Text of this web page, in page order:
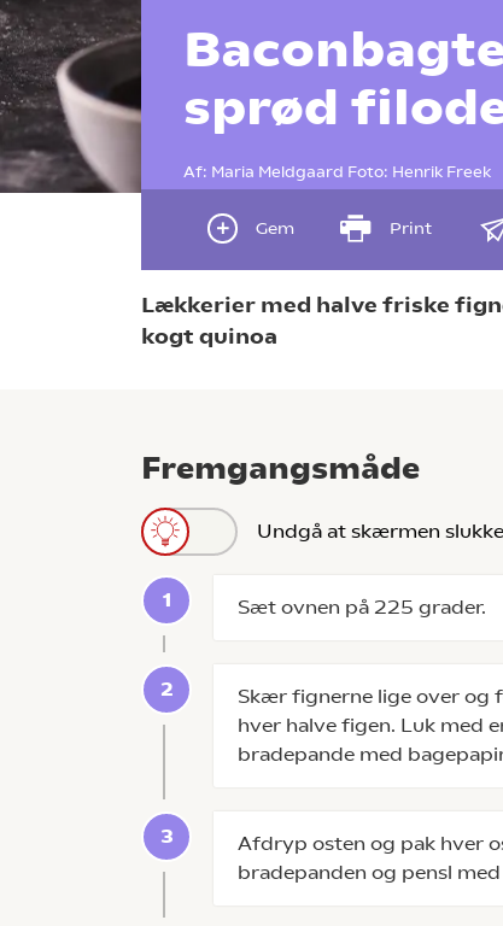
sprød
Af: Maria Meldgaard Foto: Henrik Freek
Gem Print
Lækkerier med halve friske
kogt quinoa
Fremgangsmåde
Undgå at skærmen
Sæt ovnen på 225 grader.
Skær fignerne lige over og
hver halve figen. Luk med
bradepande med
Afdryp osten og pak hver
bradepanden og pensl